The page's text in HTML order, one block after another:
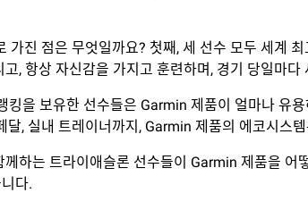
진 점은 무엇일까요? 첫째, 세 선수 모두 세계
, 항상 자신감을 가지고 훈련하며, 경기 당일마
을 보유한 선수들은 Garmin 제품이 얼마나 유
, 실내 트레이너까지, Garmin 제품의 에코시스
하는 트라이애슬론 선수들이 Garmin 제품을
다.